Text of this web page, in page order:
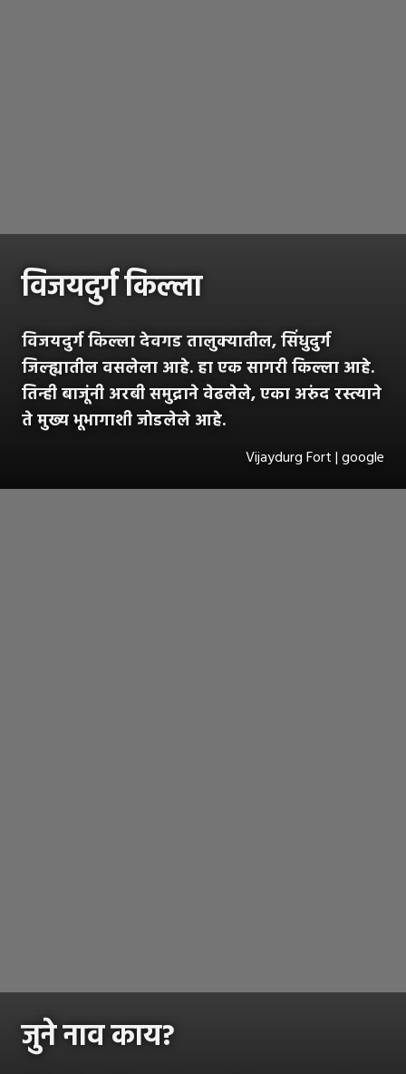
विजयदुर्ग किल्ला
विजयदुर्ग किल्ला देवगड तालुक्यातील, सिंधुदुर्ग
जिल्ह्यातील वसलेला आहे. हा एक सागरी किल्ला आहे.
तिन्ही बाजूंनी अरबी समुद्राने वेढलेले, एका अरुंद रस्त्याने
ते मुख्य भूभागाशी जोडलेले आहे.
Vijaydurg Fort | google
जुने नाव काय?